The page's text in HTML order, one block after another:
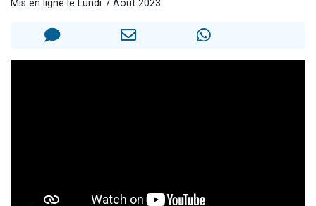
Mis en ligne le Lundi 7 Août 2023